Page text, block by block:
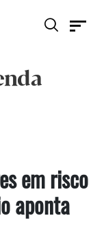
em risco
aponta